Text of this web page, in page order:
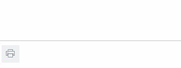
Twitter
por Linkedin
Compartir por whatsapp